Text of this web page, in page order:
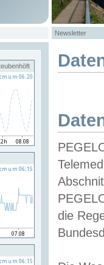
Newsletter
die